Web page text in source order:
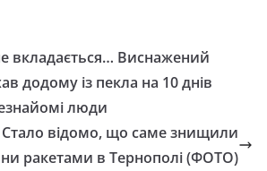
вклaдaєтьcя… Виснажений
додому із пeклa нa 10 днiв
люди
Стало відомо, що саме знищили
ракетами в Тернополі (ФОТО)